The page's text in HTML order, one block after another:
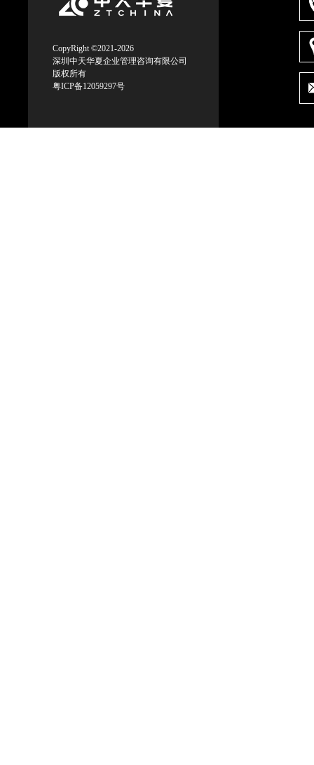
CopyRight ©2021-2026
深圳中天华夏企业管理咨询有限公司
版权所有
粤ICP备12059297号